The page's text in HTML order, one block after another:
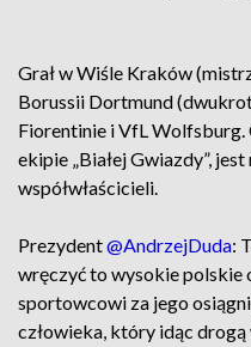
Grał w Wiśle Kraków
Borussii Dortmund
Fiorentinie i VfL
ekipie „Białej Gwiazdy”,
współwłaścicieli.
Prezydent@AndrzejDuda:
wręczyć to wysokie polskie
sportowcowi za jego
człowieka, który idąc